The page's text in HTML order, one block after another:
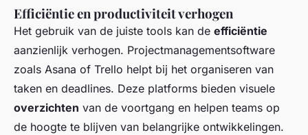
Efficiëntie en productiviteit verhogen
Het gebruik van de juiste tools kan de efficiëntie
aanzienlijk verhogen. Projectmanagementsoftware
zoals Asana of Trello helpt bij het organiseren van
taken en deadlines. Deze platforms bieden visuele
overzichten van de voortgang en helpen teams op
de hoogte te blijven van belangrijke ontwikkelingen.